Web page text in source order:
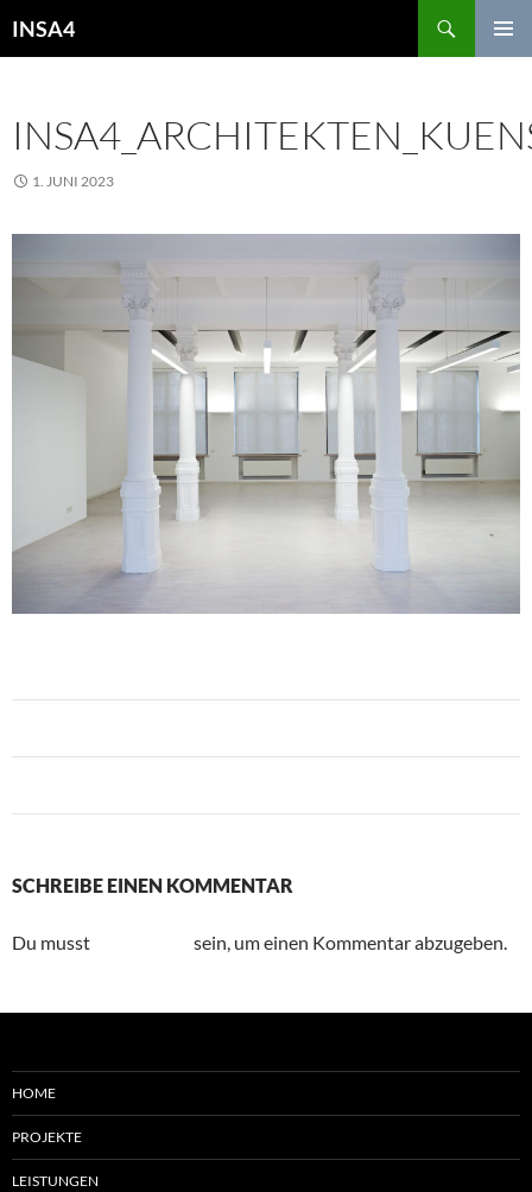
INSA4
1. JUNI 2023
SCHREIBE EINEN KOMMENTAR
Du musst sein, um einen Kommentar abzugeben.
HOME
PROJEKTE
LEISTUNGEN